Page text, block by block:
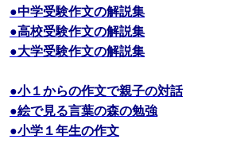
●中学受験作文の解説集
●高校受験作文の解説集
●大学受験作文の解説集
●小１からの作文で親子の対話
●絵で見る言葉の森の勉強
●小学１年生の作文